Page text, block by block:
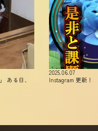
ある日、
2025.06.07
Instagram 更新！